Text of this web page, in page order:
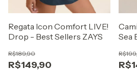
Regata Icon Comfort LIVE!
Drop - Best Sellers ZAYS
R$149,90
R$189,90
Sea